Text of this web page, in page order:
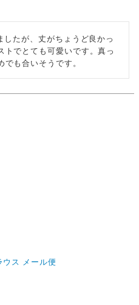
たが、丈がちょうど良かっ
でとても可愛いです。真っ
も合いそうです。
ス メール便